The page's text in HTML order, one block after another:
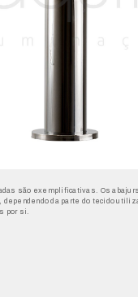
são exemplificativas. Os
dependendo da parte do tecido
por si.